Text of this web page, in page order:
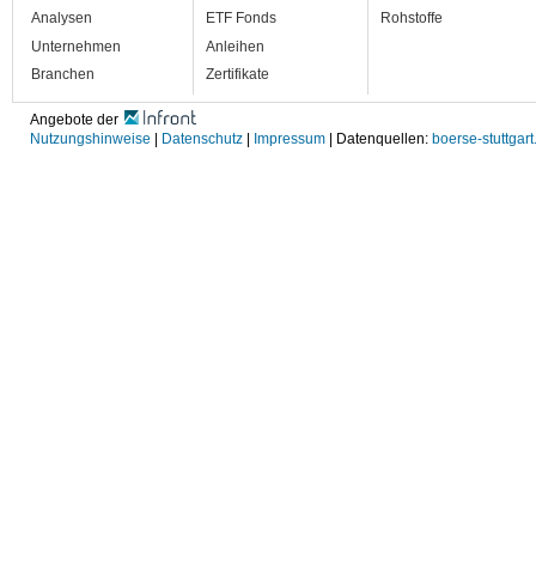
Analysen
Unternehmen
Branchen
ETF Fonds
Anleihen
Zertifikate
Rohstoffe
Angebote der
Nutzungshinweise | Datenschutz | Impressum | Datenquellen: boerse-